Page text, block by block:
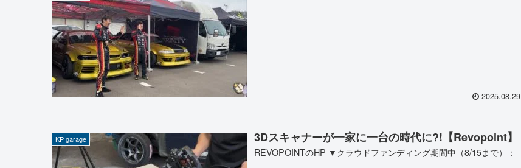
2025.08.29
KP garage 3Dスキャナーが一家に一台の時代に?!【Revopoint】
REVOPOINTのHP ▼クラウドファンディング期間中（8/15まで）：